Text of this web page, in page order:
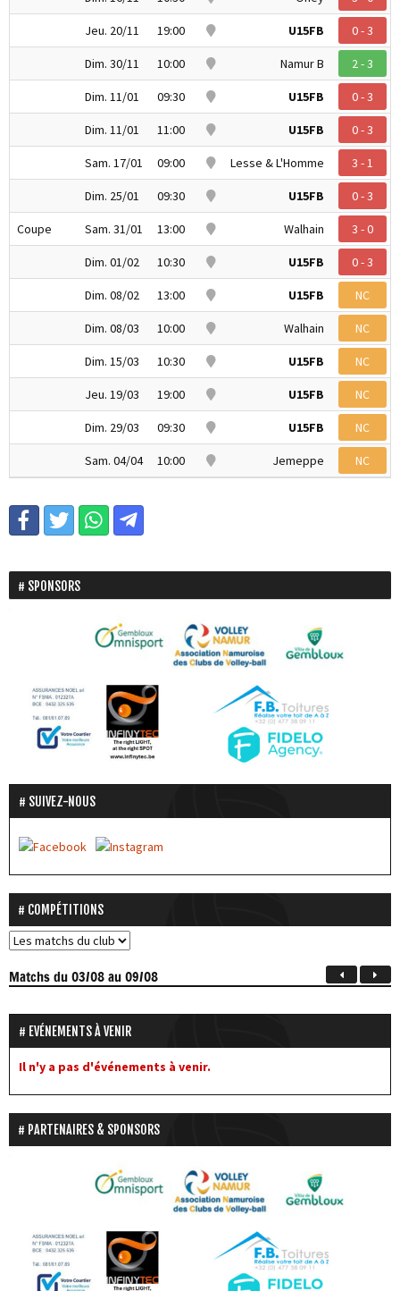
Jeu. 20/11 19:00 U15FB 0 - 3
Dim. 30/11 10:00 Namur B 2 - 3
Dim. 11/01 09:30 U15FB 0 - 3
Dim. 11/01 11:00 U15FB 0 - 3
Sam. 17/01 09:00 Lesse & L'Homme 3 - 1
Dim. 25/01 09:30 U15FB 0 - 3
Coupe Sam. 31/01 13:00 Walhain 3 - 0
Dim. 01/02 10:30 U15FB 0 - 3
Dim. 08/02 13:00 U15FB NC
Dim. 08/03 10:00 Walhain NC
Dim. 15/03 10:30 U15FB NC
Jeu. 19/03 19:00 U15FB NC
Dim. 29/03 09:30 U15FB NC
Sam. 04/04 10:00 Jemeppe NC
SPONSORS
SUIVEZ-NOUS
COMPÉTITIONS
Matchsdu 03/08 au 09/08
EVÉNEMENTS À VENIR
Il n'y a pas d'événements à venir.
PARTENAIRES & SPONSORS